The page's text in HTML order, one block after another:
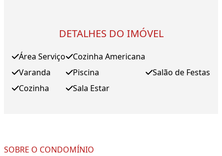
DETALHES DO IMÓVEL
Área Serviço
Varanda
Cozinha
Cozinha Americana
Piscina
Sala Estar
Salão de Festas
SOBRE O CONDOMÍNIO